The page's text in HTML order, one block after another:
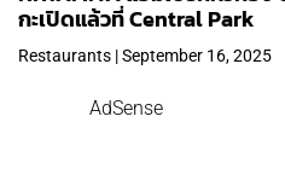
กะเปิดแล้วที่ Central Park
Restaurants | September 16, 2025
AdSense